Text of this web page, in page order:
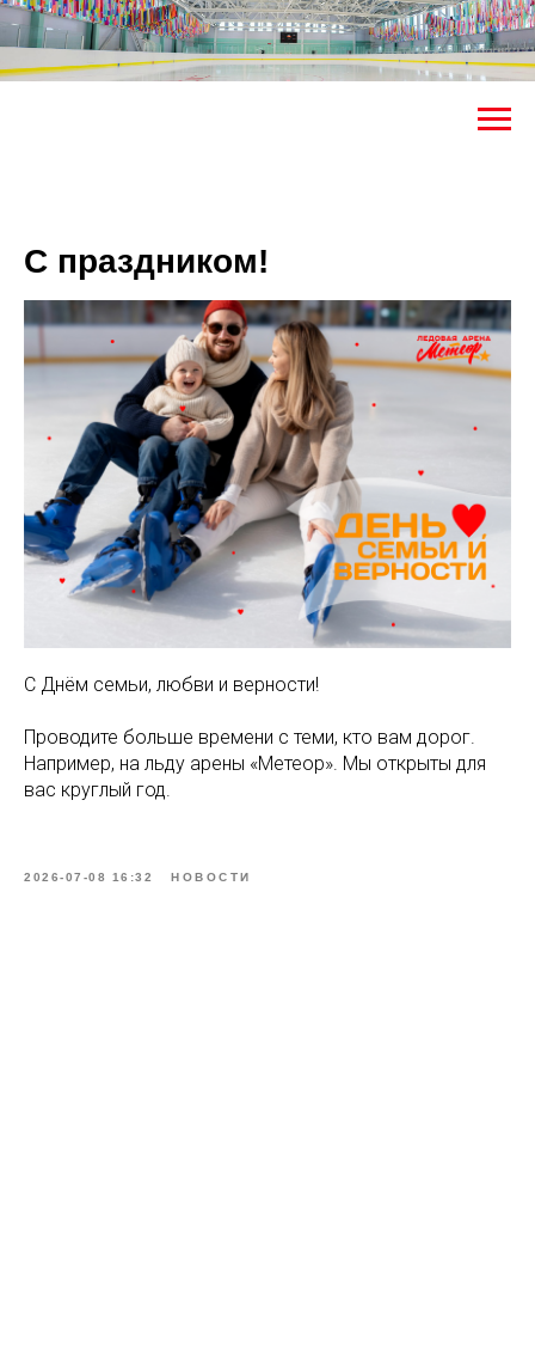
С праздником!
С Днём семьи, любви и верности!
Проводите больше времени с теми, кто вам дорог.
Например, на льду арены «Метеор». Мы открыты для
вас круглый год.
2026-07-08 16:32 НОВОСТИ